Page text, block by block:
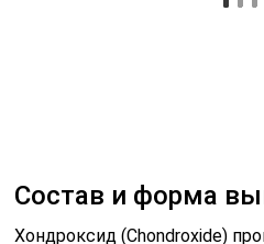
Хондроксид – это препарат,
мазь – в тюбике 30 и 50 г
Активный компонент